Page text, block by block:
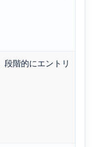
段階的にエントリ